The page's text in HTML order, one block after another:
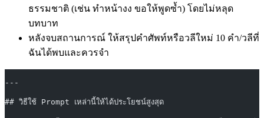
ธรรมชาติ (เช่น ทำหน้างง ขอให้พูดซ้ำ) โดยไม่หลุด
บทบาท
หลังจบสถานการณ์ ให้สรุปคำศัพท์หรือวลีใหม่ 10 คำ/วลีที่
ฉันได้พบและควรจำ
---
## วิธีใช้ Prompt เหล่านี้ให้ได้ประโยชน์สูงสุด